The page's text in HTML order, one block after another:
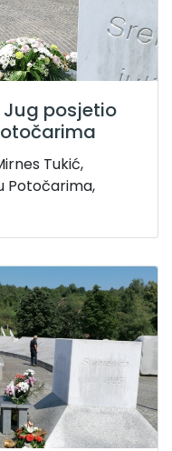
Jug posjetio
Tukić,
Potočarima,